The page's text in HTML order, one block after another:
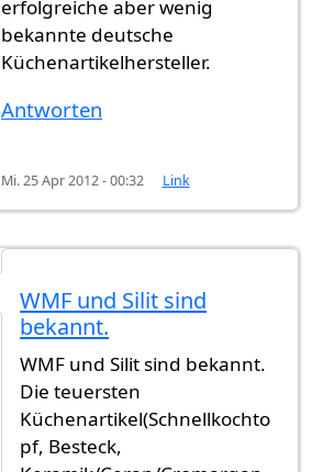
erfolgreiche aber wenig
bekannte deutsche
Küchenartikelhersteller.
Antworten
Mi. 25 Apr 2012 - 00:32 Link
WMF und Silit sind
bekannt.
WMF und Silit sind bekannt.
Die teuersten
Küchenartikel(Schnellkochto
pf, Besteck,